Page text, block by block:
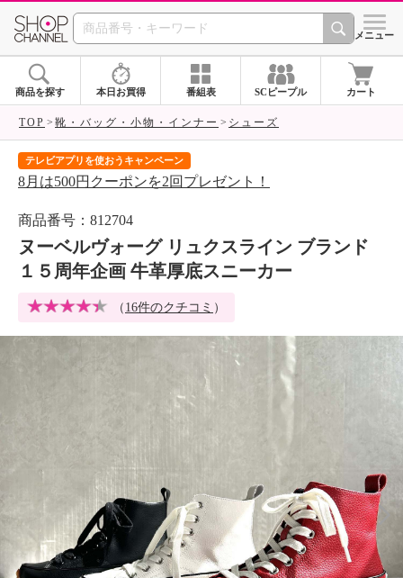
SHOP CHANNEL シメニュー
商品を探す 本日お買得 番組表 SCピープル カート
TOP 靴・バッグ・小物・インナー シューズ
テレビアプリを使おうキャンペーン
8月は500円クーポンを2回プレゼント！
商品番号：812704
ヌーベルヴォーグ リュクスライン ブランド
１５周年企画 牛革厚底スニーカー
（ 16件のクチコミ ）